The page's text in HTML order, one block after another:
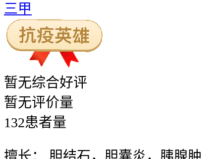
三甲
暂无综合好评
暂无评价量
132患者量